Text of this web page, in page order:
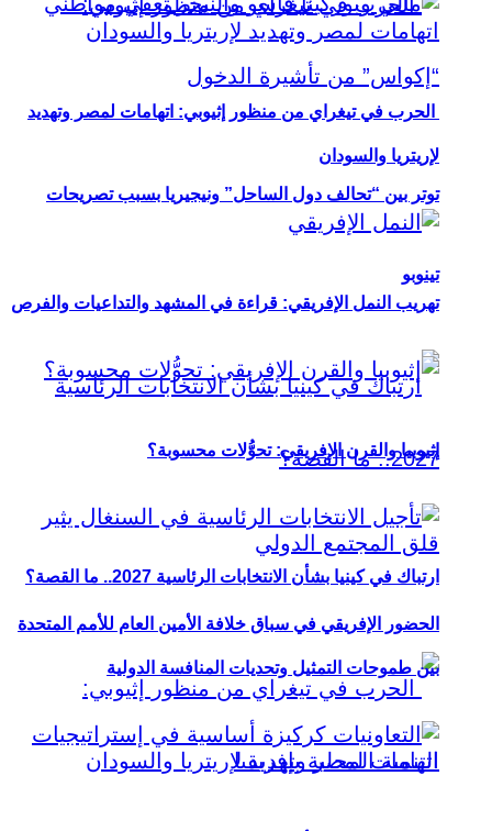
توتر بين “تحالف دول الساحل” ونيجيريا بسبب تصريحات
تينوبو
ارتباك في كينيا بشأن الانتخابات الرئاسية 2027.. ما القصة؟
الحرب في تيغراي من منظور إثيوبي: اتهامات لمصر وتهديد
لإريتريا والسودان
تهريب النمل الإفريقي: قراءة في المشهد والتداعيات والفرص
إثيوبيا والقرن الإفريقي: تحوُّلات محسوبة؟
الحضور الإفريقي في سباق خلافة الأمين العام للأمم المتحدة
بين طموحات التمثيل وتحديات المنافسة الدولية